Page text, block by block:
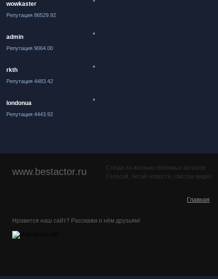
wowkaster
Репутация 86529.92
admin
Репутация 9064.00
rkth
Репутация 4483.42
londonua
Репутация 4443.92
www.bestactor.ru
Следи за жизнью любимых актеров
Голосуй, читай новости, смотри видео
Главная
Нравится наш сайт? Расскажи о нём друзьям!